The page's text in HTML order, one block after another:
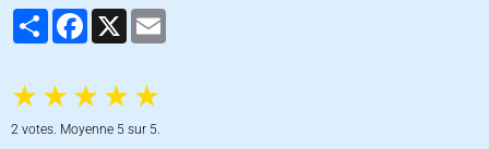
Partager Facebook
★ ★ ★ ★ ★
2 votes. Moyenne 5 sur 5.